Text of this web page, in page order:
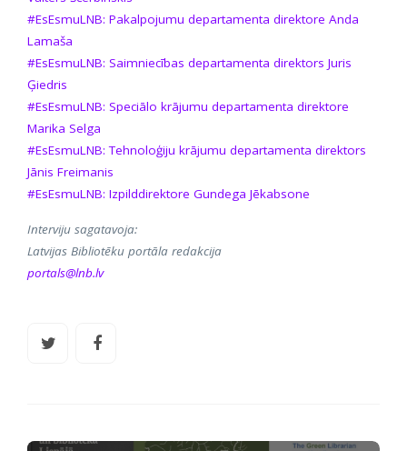
#EsEsmuLNB: Pakalpojumu departamenta direktore Anda
Lamaša
#EsEsmuLNB: Saimniecības departamenta direktors Juris
Ģiedris
#EsEsmuLNB: Speciālo krājumu departamenta direktore
Marika Selga
#EsEsmuLNB: Tehnoloģiju krājumu departamenta direktors
Jānis Freimanis
#EsEsmuLNB: Izpilddirektore Gundega Jēkabsone
Interviju sagatavoja:
Latvijas Bibliotēku portāla redakcija
portals@lnb.lv